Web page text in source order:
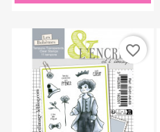
favorite_border